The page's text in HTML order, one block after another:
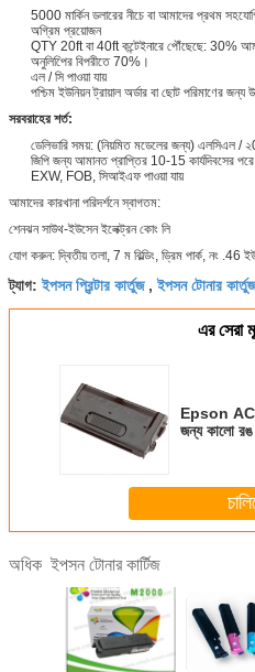
5000 মার্কিন ডলারের নীচে বা আমাদের প্রথম
অগ্রিম প্রয়োজন
QTY 20ft বা 40ft কন্টেইনারে পৌঁছেছে: 30%
অনুলিপিের বিপরীতে 70%।
এল / সি পাওয়া যায়
পশ্চিম ইউনিয়ন ট্রায়াল অর্ডার বা ছোট পরিমাণের জন্য
সরবরাহের শর্ত:
ডেলিভারি সময়: (নিয়মিত মডেলের জন্য) এলসিএল
জিপি জন্য আমানত প্রাপ্তির 10-15 কার্যদিবসের পরে
EXW, FOB, সিআইএফ পাওয়া যায়
আমাদের কারখানা পরিদর্শনে স্বাগতম:
শেনঝন সাউথ-ইউসেন ইলেক্ট্রন কোং লি
যোগ করুন: দ্বিতীয় তলা, 7 ম বিল্ডিং, ড্রিম পার্ক, নং .46
ট্যাগ:ইপসন প্রিন্টার কার্তুজ,ইপসন টোনার
এর সেরা
Epson
জন্য কালো
অধিকইপসন টোনার কার্টিজ